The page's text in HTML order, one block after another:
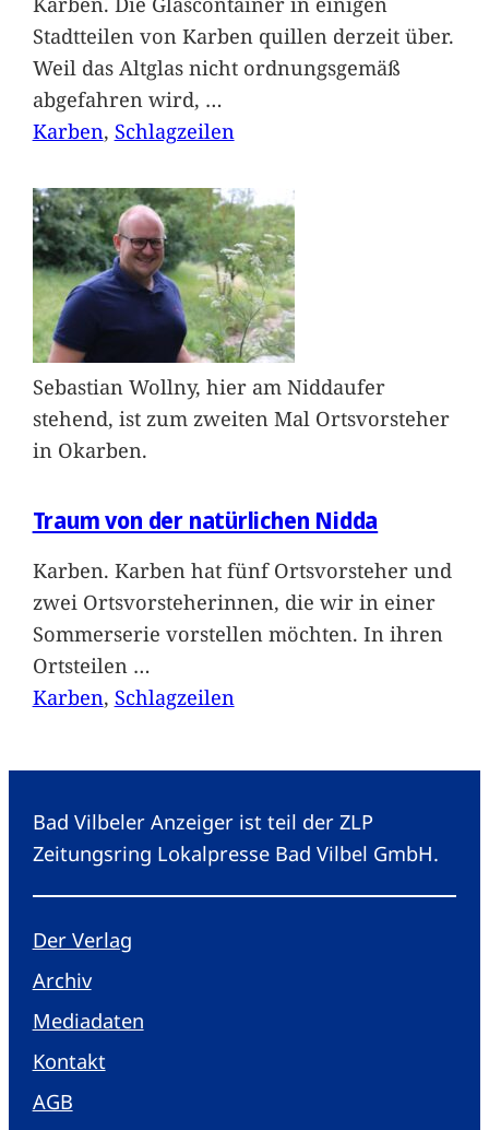
Stadtteilen von Karben quillen derzeit über.
Weil das Altglas nicht ordnungsgemäß
abgefahren wird, …
Karben, Schlagzeilen
Sebastian Wollny, hier am Niddaufer
stehend, ist zum zweiten Mal Ortsvorsteher
in Okarben.
Traum von der natürlichen Nidda
Karben. Karben hat fünf Ortsvorsteher und
zwei Ortsvorsteherinnen, die wir in einer
Sommerserie vorstellen möchten. In ihren
Ortsteilen …
Karben, Schlagzeilen
Bad Vilbeler Anzeiger ist teil der ZLP
Zeitungsring Lokalpresse Bad Vilbel GmbH.
Der Verlag
Archiv
Mediadaten
Kontakt
AGB